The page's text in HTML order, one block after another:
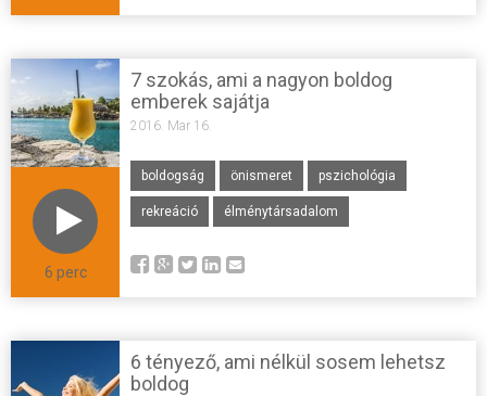
6 perc
7 szokás, ami a nagyon boldog
emberek sajátja
2016. Mar 16.
boldogság önismeret pszichológia
rekreáció élménytársadalom
6 tényező, ami nélkül sosem lehetsz
boldog